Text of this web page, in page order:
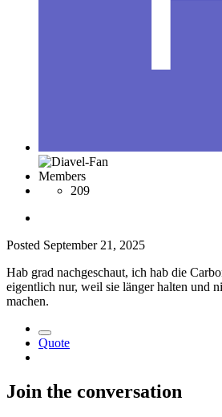
Members
209
Posted September 21, 2025
Hab grad nachgeschaut, ich hab die
eigentlich nur, weil sie länger halten und
machen.
Quote
Join the conversation